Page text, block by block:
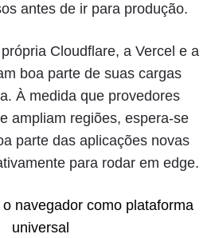
antes de ir para produção.
Cloudflare, a Vercel e a
boa parte de suas cargas
À medida que provedores
ampliam regiões, espera-se
parte das aplicações novas
para rodar em edge.
navegador como plataforma
universal